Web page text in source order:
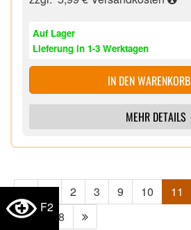
F2
Auf Lager
Lieferung in 1-3 Werktagen
IN DEN WARENKORB
MEHR DETAILS
1 2 3 9 10 11
17
18